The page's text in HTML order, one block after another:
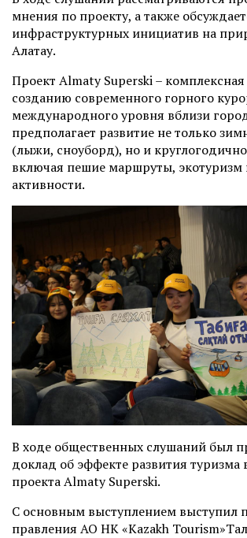
мнения по проекту, а также
инфраструктурных инициатив на
Алатау.
Проект Almaty Superski –
созданию современного горного
международного уровня вблизи
предполагает развитие не только
(лыжи, сноуборд), но и
включая пешие маршруты, экотуризм
активности.
В ходе общественных слушаний был
доклад об эффекте развития туризма
проекта Almaty Superski.
С основным выступлением выступил
правления АО НК «Kazakh